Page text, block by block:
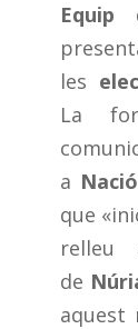
Equip
les
La
a
que
relleu
de
aquest